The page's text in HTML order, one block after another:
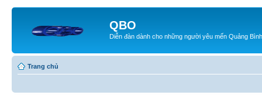
QBO
Diễn đàn dành cho những người yêu mến Quảng Bình
Trang chủ